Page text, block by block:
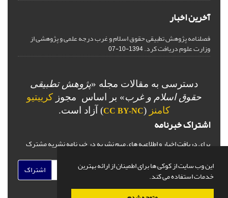
این وب سایت از کوکی ها برای اطمینان از ارائه بهترین
خدمات استفاده می کند.
آخرین اخبار
فصلنامه پژوهش تطبیقی حقوق اسلام و غرب درجه علمی و پژوهشی از
وزارت علوم دریافت کرد.1394-10-07
دسترسی به مقالات مجله «پژوهش تطبیقی
حقوق اسلام و غرب» بر اساس مجوز کرییتیو
کامنز (
CC BY-NC) آزاد است.
اشتراک خبرنامه
برای دریافت اخبار و اطلاعیه های مهم نشریه در خبرنامه نشریه مشترک
اشتراک